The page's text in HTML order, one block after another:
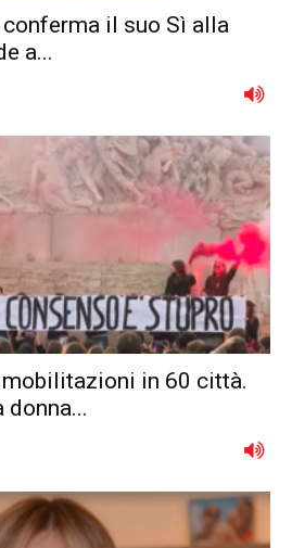
il suo Sì alla
a...
in 60 città.
donna...